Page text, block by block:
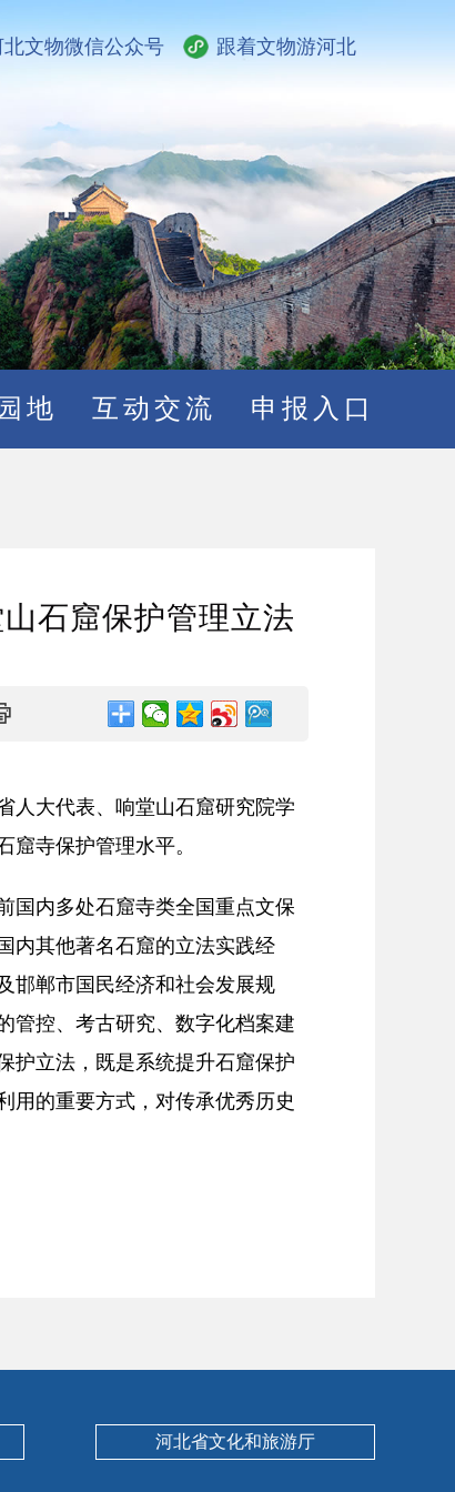
北文物微信公众号 跟着文物游河北
地 互动交流 申报入口
石窟保护管理立法
大代表、响堂山石窟研究院学
寺保护管理水平。
内多处石窟寺类全国重点文保
内其他著名石窟的立法实践经
邯郸市国民经济和社会发展规
管控、考古研究、数字化档案建
护立法，既是系统提升石窟保护
用的重要方式，对传承优秀历史
河北省文化和旅游厅